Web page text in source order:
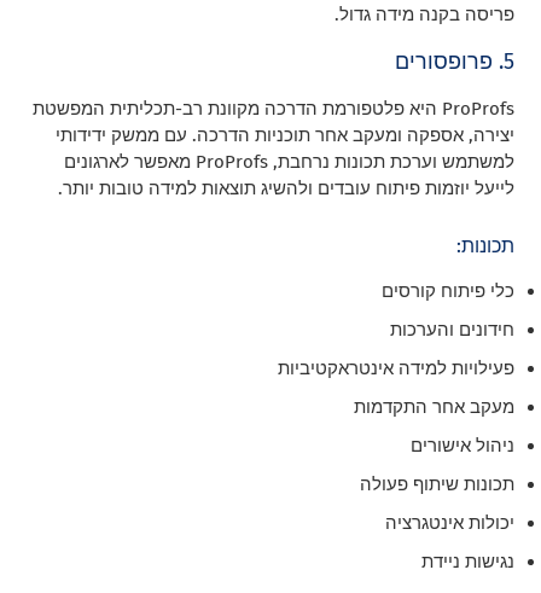
פריסה בקנה מידה גדול.
5. פרופסורים
ProProfs היא פלטפורמת הדרכה מקוונת רב-תכליתית המפשטת
יצירה, אספקה ומעקב אחר תוכניות הדרכה. עם ממשק ידידותי
למשתמש וערכת תכונות נרחבת, ProProfs מאפשר לארגונים
לייעל יוזמות פיתוח עובדים ולהשיג תוצאות למידה טובות יותר.
תכונות:
כלי פיתוח קורסים
חידונים והערכות
פעילויות למידה אינטראקטיביות
מעקב אחר התקדמות
ניהול אישורים
תכונות שיתוף פעולה
יכולות אינטגרציה
נגישות ניידת